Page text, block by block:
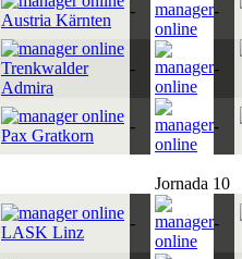
Austria Kärnten
- -
Trenkwalder
Admira
- -
Pax Gratkorn
- -
Jornada 10
LASK Linz
- -